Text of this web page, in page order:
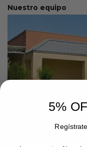
Nuestro equipo
Eiusmod tempor
5%